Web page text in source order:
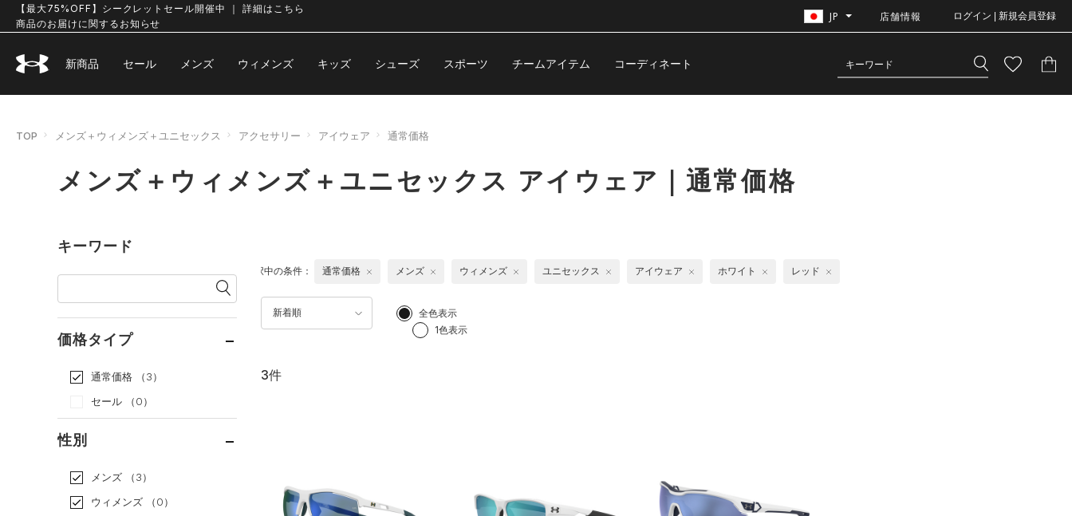
【最大75%OFF】シークレットセール開催中 ｜ 詳細はこちら
商品のお届けに関するお知らせ
JP 店舗情報 ログイン | 新規会員登録
新商品 セール メンズ ウィメンズ キッズ シューズ スポーツ チームアイテム コーディネート
TOP メンズ＋ウィメンズ＋ユニセックス アクセサリー アイウェア 通常価格
メンズ＋ウィメンズ＋ユニセックス アイウェア｜通常価格
キーワード
価格タイプ
通常価格
（3）
セール
（0）
性別
メンズ
（3）
ウィメンズ
（0）
新着順
全色表示
1色表示
選択中の条件： 通常価格 メンズ ウィメンズ ユニセックス アイウェア ホワイト レッド
3件